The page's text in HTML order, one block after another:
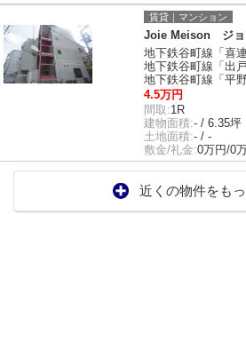
賃貸｜マンション
Joie Meison ジョ
地下鉄谷町線「喜
地下鉄谷町線「出
地下鉄谷町線「平
4.5万円
間取:1R
建物面積:- / 6.35坪
土地面積:- / -
敷金/礼金:0万円/0
近くの物件をも